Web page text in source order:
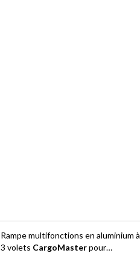
Rampe multifonctions en aluminium à
3 volets CargoMasterpour